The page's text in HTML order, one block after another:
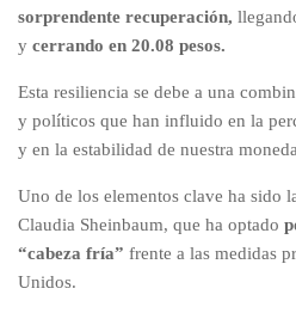
sorprendente recuperación,
y cerrando en 20.08 pesos.
Esta resiliencia se debe a una
y políticos que han influido en la
y en la estabilidad de nuestra
Uno de los elementos clave ha sido
Claudia Sheinbaum, que ha optado
“cabeza fría” frente a las medidas
Unidos.